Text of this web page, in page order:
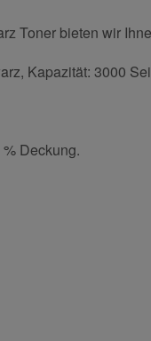
Toner bieten wir
Kapazität: 3000
Deckung.